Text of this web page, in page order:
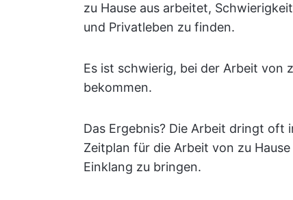
zu Hause aus arbeitet,
und Privatleben zu finden.
Es ist schwierig, bei der Arbeit von
bekommen.
Das Ergebnis? Die Arbeit dringt oft
Zeitplan für die Arbeit von zu
Einklang zu bringen.